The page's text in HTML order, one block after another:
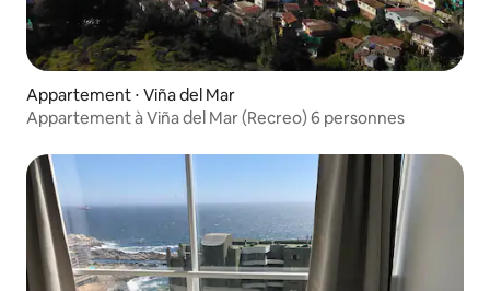
Appartement ⋅ Viña del Mar
Appartement à Viña del Mar (Recreo) 6 personnes